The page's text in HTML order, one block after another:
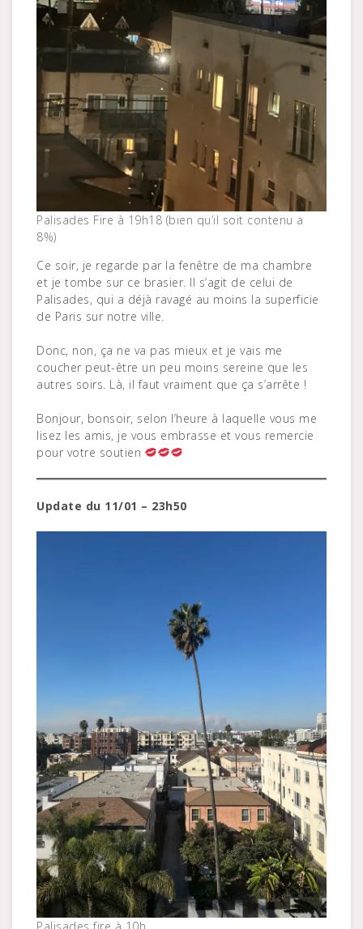
Palisades Fire à 19h18 (bien qu’il soit contenu a
8%)
Ce soir, je regarde par la fenêtre de ma chambre
et je tombe sur ce brasier. Il s’agit de celui de
Palisades, qui a déjà ravagé au moins la superficie
de Paris sur notre ville.
Donc, non, ça ne va pas mieux et je vais me
coucher peut-être un peu moins sereine que les
autres soirs. Là, il faut vraiment que ça s’arrête !
Bonjour, bonsoir, selon l’heure à laquelle vous me
lisez les amis, je vous embrasse et vous remercie
pour votre soutien
Update du 11/01 – 23h50